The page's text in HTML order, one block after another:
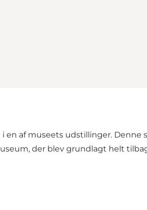
en af museets udstillinger. Denne
der blev grundlagt helt